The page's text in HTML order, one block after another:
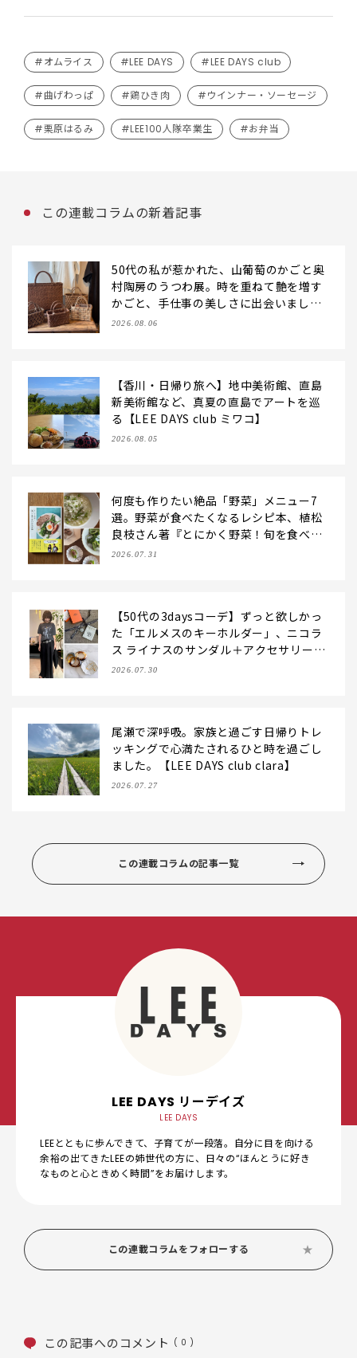
#オムライス #LEE DAYS #LEE DAYS club
#曲げわっぱ #鶏ひき肉 #ウインナー・ソーセージ
#栗原はるみ #LEE100人隊卒業生 #お弁当
この連載コラムの新着記事
50代の私が惹かれた、山葡萄のかごと奥
村陶房のうつわ展。時を重ねて艶を増す
かごと、手仕事の美しさに出会いまし
た。【LEE DAYS club tanpopo】
2026.08.06
【香川・日帰り旅へ】地中美術館、直島
新美術館など、真夏の直島でアートを巡
る【LEE DAYS club ミワコ】
2026.08.05
何度も作りたい絶品「野菜」メニュー7
選。野菜が食べたくなるレシピ本、植松
良枝さん著『とにかく野菜！旬を食べた
いレシピ帖』【LEE DAYS club ering
2026.07.31
【50代の3daysコーデ】ずっと欲しかっ
た「エルメスのキーホルダー」、ニコラ
ス ライナスのサンダル＋アクセサリーと
レースキャミで夏のおしゃれを更新！
2026.07.30
尾瀬で深呼吸。家族と過ごす日帰りトレ
ッキングで心満たされるひと時を過ごし
ました。【LEE DAYS club clara】
2026.07.27
この連載コラムの記事一覧
LEE DAYS リーデイズ
LEE DAYS
LEEとともに歩んできて、子育てが一段落。自分に目を向ける
余裕の出てきたLEEの姉世代の方に、日々の“ほんとうに好き
なものと心ときめく時間”をお届けします。
この連載コラムをフォローする
この記事へのコメント ( 0 )